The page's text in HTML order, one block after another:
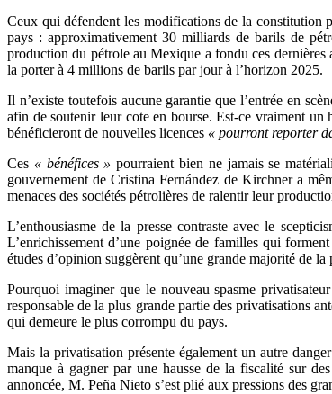
Ceux qui défendent les modifications de la constitution
pays : approximativement 30 milliards de barils de
production du pétrole au Mexique a fondu ces
la porter à 4 millions de barils par jour à l’horizon 2025.
Il n’existe toutefois aucune garantie que l’entrée en
afin de soutenir leur cote en bourse. Est-ce vraiment un
bénéficieront de nouvelles licences « pourront reporter
Ces « bénéfices » pourraient bien ne jamais se
gouvernement de Cristina Fernández de Kirchner a
menaces des sociétés pétrolières de ralentir leur
L’enthousiasme de la presse contraste avec le
L’enrichissement d’une poignée de familles qui
études d’opinion suggèrent qu’une grande majorité de
Pourquoi imaginer que le nouveau spasme
responsable de la plus grande partie des privatisations
qui demeure le plus corrompu du pays.
Mais la privatisation présente également un autre
manque à gagner par une hausse de la fiscalité sur
annoncée, M. Peña Nieto s’est plié aux pressions des